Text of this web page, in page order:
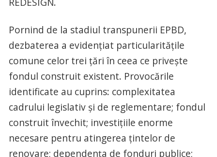
Pornind de la stadiul transpunerii EPBD,
dezbaterea a evidențiat particularitățile
comune celor trei țări în ceea ce privește
fondul construit existent. Provocările
identificate au cuprins: complexitatea
cadrului legislativ și de reglementare; fondul
construit învechit; investițiile enorme
necesare pentru atingerea țintelor de
renovare; dependența de fonduri publice;